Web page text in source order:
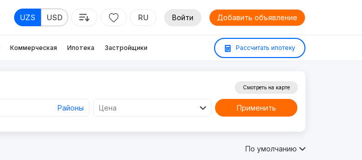
UZS USD RU Войти Добавить объявление
Коммерческая Ипотека Застройщики Рассчитать ипотеку
Районы Цена
Смотреть на карте
Применить
По умолчанию